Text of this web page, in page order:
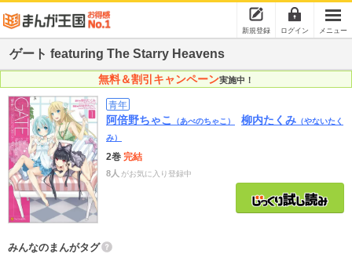
新規登録 ログイン メニュー
ゲート featuring The Starry Heavens
無料＆割引キャンペーン実施中！
青年
阿倍野ちゃこ （あべのちゃこ） 柳内たくみ （やないたく
み）
2巻 完結
8人 がお気に入り登録中
みんなのまんがタグ